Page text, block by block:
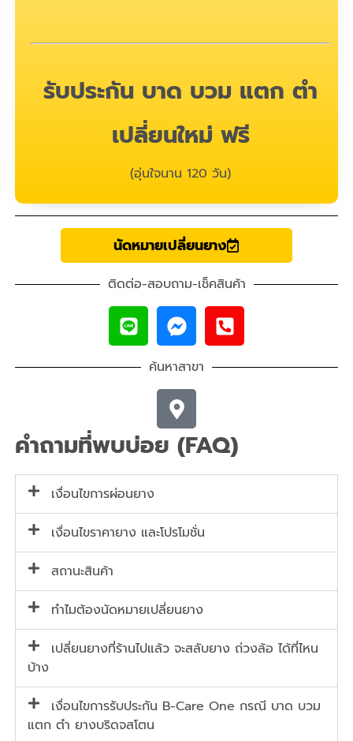
รับประกัน บาด บวม แตก ตำ
เปลี่ยนใหม่ ฟรี
(อุ่นใจนาน 120 วัน)
นัดหมายเปลี่ยนยาง
ติดต่อ-สอบถาม-เช็คสินค้า
ค้นหาสาขา
คำถามที่พบบ่อย (FAQ)
เงื่อนไขการผ่อนยาง
เงื่อนไขราคายาง และโปรโมชั่น
สถานะสินค้า
ทำไมต้องนัดหมายเปลี่ยนยาง
เปลี่ยนยางที่ร้านไปแล้ว จะสลับยาง ถ่วงล้อ ได้ที่ไหน
บ้าง
เงื่อนไขการรับประกัน B-Care One กรณี บาด บวม
แตก ตำ ยางบริดจสโตน